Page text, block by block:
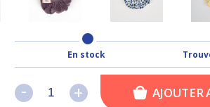
En stock
+
- +
- AJOUTER